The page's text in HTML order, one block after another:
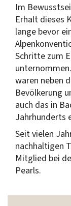
Im
Erhalt dieses
lange bevor
Schritte zum
waren neben
Bevölkerung
auch das in
Jahrhunderts
Seit vielen
nachhaltigen
Mitglied bei
Pearls.